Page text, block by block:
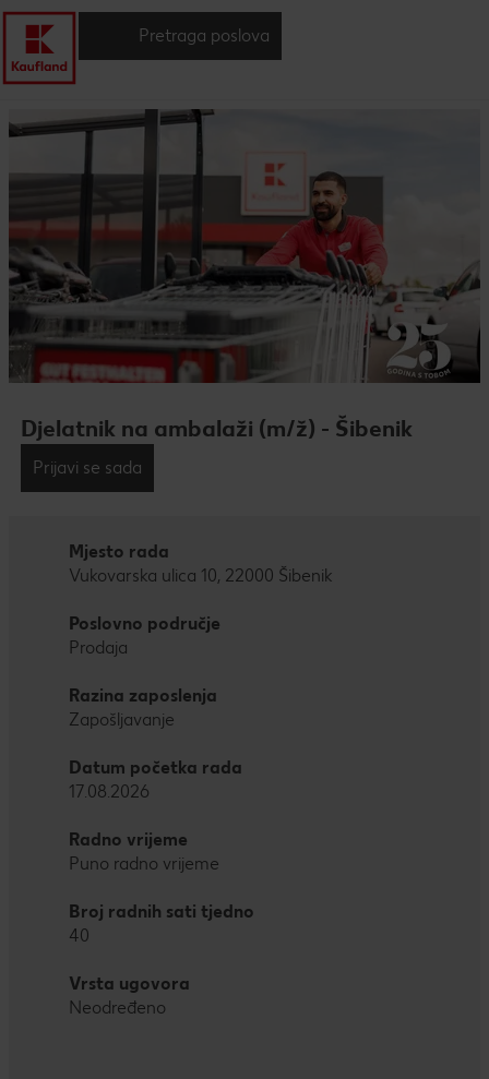
Pretraga poslova
Djelatnik na ambalaži (m/ž) - Šibenik
Prijavi se sada
Mjesto rada
Vukovarska ulica 10, 22000 Šibenik
Poslovno područje
Prodaja
Razina zaposlenja
Zapošljavanje
Datum početka rada
17.08.2026
Radno vrijeme
Puno radno vrijeme
Broj radnih sati tjedno
40
Vrsta ugovora
Neodređeno